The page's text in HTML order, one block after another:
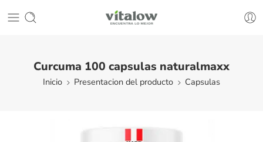
Curcuma 100 capsulas naturalmaxx
Inicio Presentacion del producto Capsulas